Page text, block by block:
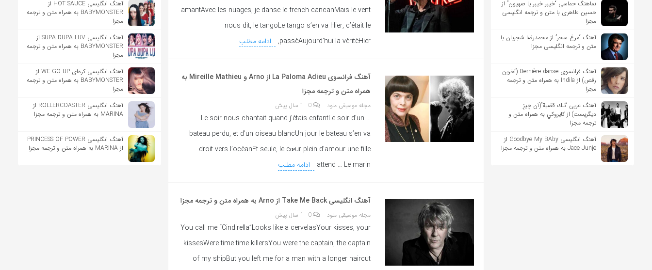
نماهنگ حماسی “خیبر خیبر یا صهیون” از
حسین طاهری با متن و ترجمه انگلیسی
مجزا
آهنگ “مرغ سحر” از محمدرضا شجریان با
متن و ترجمه انگلیسی مجزا
آهنگ فرانسوی Dernière danse (آخرین
رقص) از Indila به همراه متن و ترجمه
مجزا
آهنگ عربی “تلك قضية”(آن چیزِ
دیگریست) از كايروكي به همراه متن و
ترجمه مجزا
آهنگ انگلیسی Goodbye My BAby از
Jace Junje به همراه متن و ترجمه مجزا
amantAvec les nuages, je danse le french cancanMais le vent
nous dit, le tangoLe tango s’en va Hier, c’était le
passéAujourd’hui la véritéHier,
ادامه مطلب
آهنگ فرانسوی La Paloma Adieu از Arno و Mireille Mathieu به
همراه متن و ترجمه مجزا
مجله موسیقی ملود 0 1 سال پیش
… Le soir nous chantait quand j’étais enfantLe soir d’un
bateau perdu, et d’un oiseau blancUn jour le bateau s’en va
droit vers l’océanEt seule, le cœur plein d’amour une fille
attend … Le marin
ادامه مطلب
آهنگ انگلیسی Take Me Back از Arno به همراه متن و ترجمه مجزا
مجله موسیقی ملود 0 1 سال پیش
You call me “Cindirella”Looks like a cervelasYour kisses, your
kissesWere time time killersYou were the captain, the captain
of my shipBut you left me for a man with a longer haircut
آهنگ انگلیسی HOT SAUCE از
BABYMONSTER به همراه متن و ترجمه
مجزا
آهنگ انگلیسی SUPA DUPA LUV از
BABYMONSTER به همراه متن و ترجمه
مجزا
آهنگ انگلیسی کره‌ای WE GO UP از
BABYMONSTER به همراه متن و ترجمه
مجزا
آهنگ انگلیسی ROLLERCOASTER از
MARINA به همراه متن و ترجمه مجزا
آهنگ انگلیسی PRINCESS OF POWER
از MARINA به همراه متن و ترجمه مجزا